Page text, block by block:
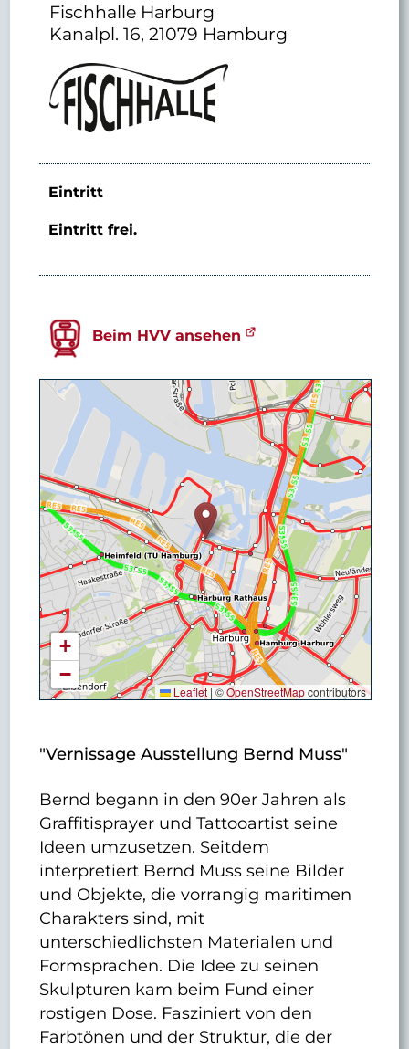
Fischhalle Harburg
Kanalpl. 16, 21079 Hamburg
Eintritt
Eintritt frei.
Beim HVV ansehen
+
−
Leaflet |©OpenStreetMapcontributors
"Vernissage Ausstellung Bernd Muss"
Bernd begann in den 90er Jahren als
Graffitisprayer und Tattooartist seine
Ideen umzusetzen. Seitdem
interpretiert Bernd Muss seine Bilder
und Objekte, die vorrangig maritimen
Charakters sind, mit
unterschiedlichsten Materialen und
Formsprachen. Die Idee zu seinen
Skulpturen kam beim Fund einer
rostigen Dose. Fasziniert von den
Farbtönen und der Struktur, die der